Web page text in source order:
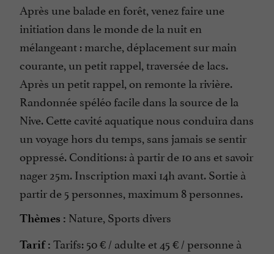
Après une balade en forêt, venez faire une
initiation dans le monde de la nuit en
mélangeant : marche, déplacement sur main
courante, un petit rappel, traversée de lacs.
Après un petit rappel, on remonte la rivière.
Randonnée spéléo facile dans la source de la
Nive. Cette cavité aquatique nous conduira dans
un voyage hors du temps, sans jamais se sentir
oppressé. Conditions: à partir de 10 ans et savoir
nager 25m. Inscription maxi 14h avant. Sortie à
partir de 5 personnes, maximum 8 personnes.
Thèmes : Nature, Sports divers
Tarif : Tarifs: 50 € / adulte et 45 € / personne à